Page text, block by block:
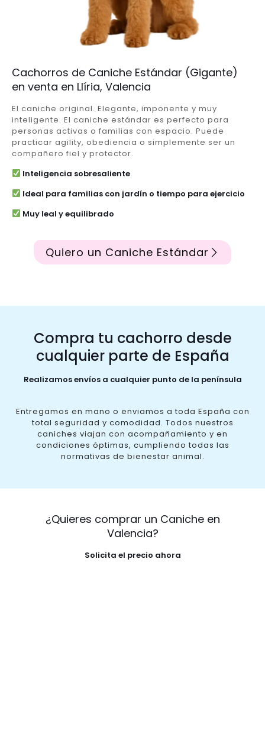
Cachorros de Caniche Estándar (Gigante)
en venta en Llíria, Valencia
El caniche original. Elegante, imponente y muy
inteligente. El caniche estándar es perfecto para
personas activas o familias con espacio. Puede
practicar agility, obediencia o simplemente ser un
compañero fiel y protector.
Inteligencia sobresaliente
Ideal para familias con jardín o tiempo para ejercicio
Muy leal y equilibrado
Quiero un Caniche Estándar
Compra tu cachorro desde
cualquier parte de España
Realizamos envíos a cualquier punto de la península
Entregamos en mano o enviamos a toda España con
total seguridad y comodidad. Todos nuestros
caniches viajan con acompañamiento y en
condiciones óptimas, cumpliendo todas las
normativas de bienestar animal.
¿Quieres comprar un Caniche en
Valencia?
Solicita el precio ahora